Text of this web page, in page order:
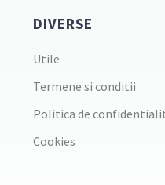
DIVERSE
Utile
Termene si conditii
Politica de
Cookies